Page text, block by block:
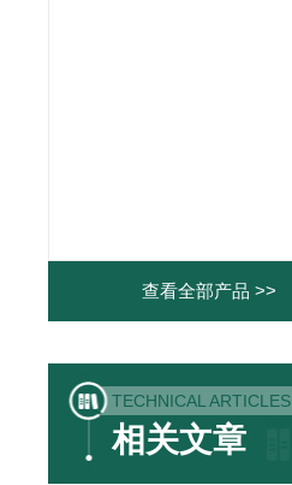
查看全部产品 >>
TECHNICAL ARTICLES
相关文章